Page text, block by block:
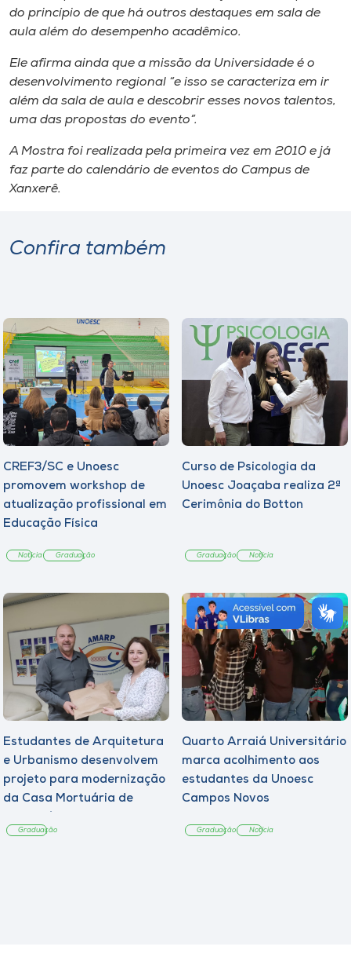
Selecione
o idioma
A-
do princípio de que há outros destaques em sala de
aula além do desempenho acadêmico.
Ele afirma ainda que a missão da Universidade é o
desenvolvimento regional “e isso se caracteriza em ir
além da sala de aula e descobrir esses novos talentos,
uma das propostas do evento”.
A Mostra foi realizada pela primeira vez em 2010 e já
faz parte do calendário de eventos do Campus de
Xanxerê.
Confira também
CREF3/SC e Unoesc
promovem workshop de
atualização profissional em
Educação Física
Notícia Graduação
Curso de Psicologia da
Unoesc Joaçaba realiza 2ª
Cerimônia do Botton
Graduação Notícia
Estudantes de Arquitetura
e Urbanismo desenvolvem
projeto para modernização
da Casa Mortuária de
Graduação
Quarto Arraiá Universitário
marca acolhimento aos
estudantes da Unoesc
Campos Novos
Graduação Notícia